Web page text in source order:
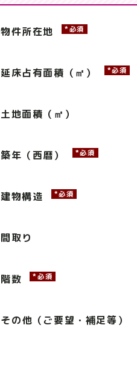
物件所在地 *必須
延床占有面積（㎡） *必須
土地面積（㎡）
築年（西暦） *必須
建物構造 *必須
間取り
階数 *必須
その他（ご要望・補足等）